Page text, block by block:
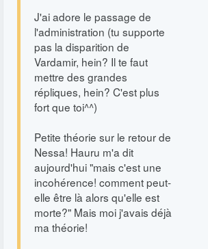
J'ai adore le passage de
l'administration (tu supporte
pas la disparition de
Vardamir, hein? Il te faut
mettre des grandes
répliques, hein? C'est plus
fort que toi^^)
Petite théorie sur le retour de
Nessa! Hauru m'a dit
aujourd'hui "mais c'est une
incohérence! comment peut-
elle être là alors qu'elle est
morte?" Mais moi j'avais déjà
ma théorie!